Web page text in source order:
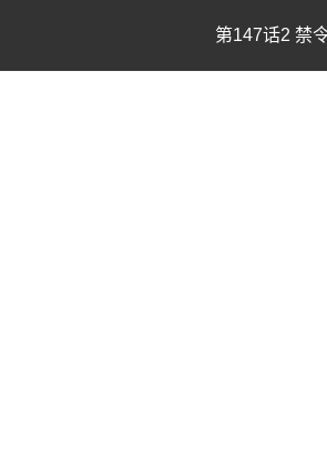
第147话2 禁